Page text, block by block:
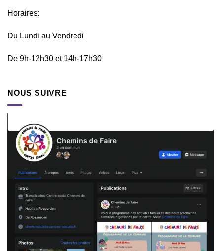
Horaires:
Du Lundi au Vendredi
De 9h-12h30 et 14h-17h30
NOUS SUIVRE